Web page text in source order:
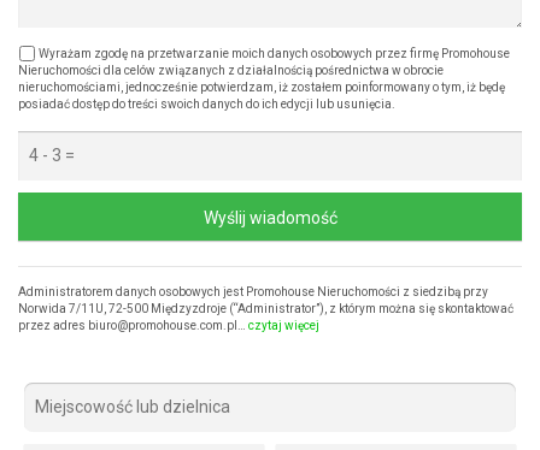
Wyrażam zgodę na przetwarzanie moich danych osobowych przez firmę Promohouse
Nieruchomości dla celów związanych z działalnością pośrednictwa w obrocie
nieruchomościami, jednocześnie potwierdzam, iż zostałem poinformowany o tym, iż będę
posiadać dostęp do treści swoich danych do ich edycji lub usunięcia.
Wyślij wiadomość
Administratorem danych osobowych jest Promohouse Nieruchomości z siedzibą przy
Norwida 7/11U, 72-500 Międzyzdroje (“Administrator”), z którym można się skontaktować
przez adres biuro@promohouse.com.pl… czytaj więcej